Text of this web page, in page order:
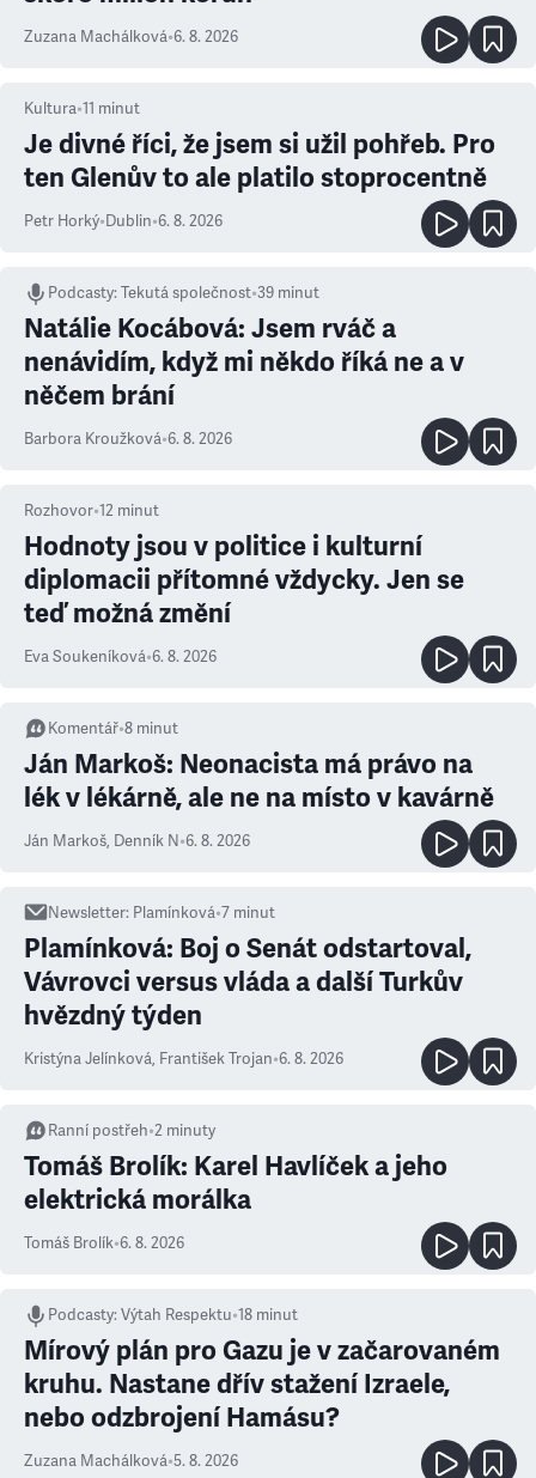
Zuzana Machálková•6. 8. 2026
Kultura•11 minut
Je divné říci, že jsem si užil pohřeb. Pro
ten Glenův to ale platilo stoprocentně
Petr Horký•Dublin•6. 8. 2026
Podcasty:Tekutá společnost•39 minut
Natálie Kocábová: Jsem rváč a
nenávidím, když mi někdo říká ne a v
něčem brání
Barbora Kroužková•6. 8. 2026
Rozhovor•12 minut
Hodnoty jsou v politice i kulturní
diplomacii přítomné vždycky. Jen se
teď možná změní
Eva Soukeníková•6. 8. 2026
Komentář•8 minut
Ján Markoš: Neonacista má právo na
lék v lékárně, ale ne na místo v kavárně
Ján Markoš, Denník N•6. 8. 2026
Newsletter: Plamínková•7 minut
Plamínková: Boj o Senát odstartoval,
Vávrovci versus vláda a další Turkův
hvězdný týden
Kristýna Jelínková, František Trojan•6. 8. 2026
Ranní postřeh•2 minuty
Tomáš Brolík: Karel Havlíček a jeho
elektrická morálka
Tomáš Brolík•6. 8. 2026
Podcasty:Výtah Respektu•18 minut
Mírový plán pro Gazu je v začarovaném
kruhu. Nastane dřív stažení Izraele,
nebo odzbrojení Hamásu?
Zuzana Machálková•5. 8. 2026